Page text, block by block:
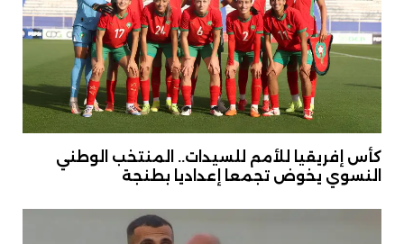
كأس إفريقيا للأمم للسيدات.. المنتخب الوطني
النسوي يخوض تجمعا إعداديا بطنجة